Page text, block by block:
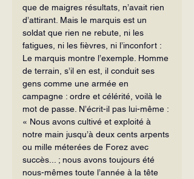
que de maigres résultats, n’avait rien
d’attirant. Mais le marquis est un
soldat que rien ne rebute, ni les
fatigues, ni les fièvres, ni l’inconfort :
Le marquis montre l’exemple. Homme
de terrain, s’il en est, il conduit ses
gens comme une armée en
campagne : ordre et célérité, voilà le
mot de passe. N’écrit-il pas lui-même :
« Nous avons cultivé et exploité à
notre main jusqu’à deux cents arpents
ou mille méterées de Forez avec
succès... ; nous avons toujours été
nous-mêmes toute l’année à la tête